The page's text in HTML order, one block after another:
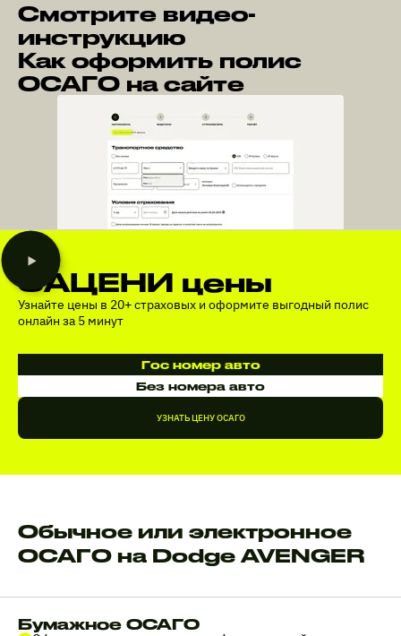
Смотрите видео-
инструкцию
Как оформить полис
ОСАГО на сайте
ЗАЦЕНИ цены
Узнайте цены в 20+ страховых и оформите выгодный полис
онлайн за 5 минут
Гос номер авто
Без номера авто
УЗНАТЬ ЦЕНУ ОСАГО
Обычное или электронное
ОСАГО на Dodge AVENGER
Бумажное ОСАГО